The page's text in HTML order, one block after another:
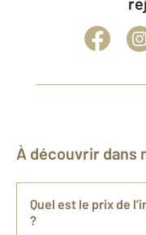
À découvrir
Quel est le prix de
?